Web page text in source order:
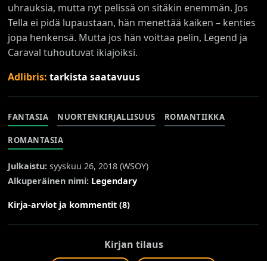
uhrauksia, mutta nyt pelissä on sitäkin enemmän. Jos
Tella ei pidä lupaustaan, hän menettää kaiken – kenties
jopa henkensä. Mutta jos hän voittaa pelin, Legend ja
Caraval tuhoutuvat ikiajoiksi.
Adlibris:tarkista saatavuus
FANTASIA NUORTENKIRJALLISUUS ROMANTIIKKA
ROMANTASIA
Julkaistu: syyskuu 26, 2018 (WSOY)
Alkuperäinen nimi: Legendary
Kirja-arviot ja kommentit (8)
Kirjan tilaus